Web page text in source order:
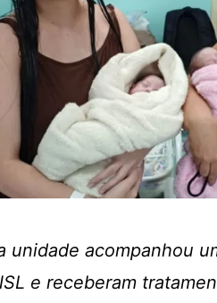
unidade acompanhou
e receberam